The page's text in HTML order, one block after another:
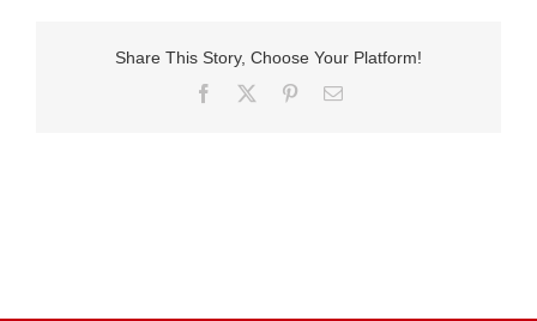
Share This Story, Choose Your Platform!
Facebook
Pinterest
E-